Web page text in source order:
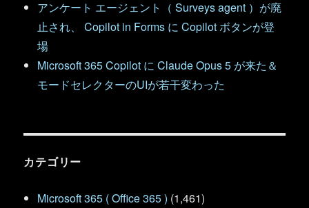
アンケート エージェント（ Surveys agent ）が廃
止され、 Copilot in Forms に Copilot ボタンが登
場
Microsoft 365 Copilot に Claude Opus 5 が来た＆
モードセレクターのUIが若干変わった
カテゴリー
Microsoft 365 ( Office 365 ) (1,461)